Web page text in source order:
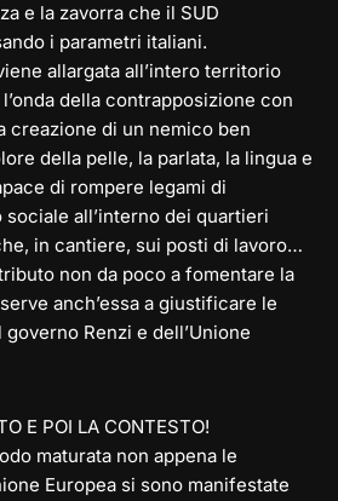
e la zavorra che il SUD
i parametri italiani.
allargata all’intero territorio
della contrapposizione con
creazione di un nemico ben
della pelle, la parlata, la lingua e
di rompere legami di
all’interno dei quartieri
in cantiere, sui posti di lavoro…
non da poco a fomentare la
anch’essa a giustificare le
Renzi e dell’Unione
E POI LA CONTESTO!
maturata non appena le
Europea si sono manifestate